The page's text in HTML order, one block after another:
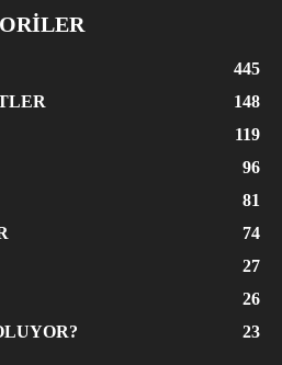
445
148
119
96
81
74
27
26
23